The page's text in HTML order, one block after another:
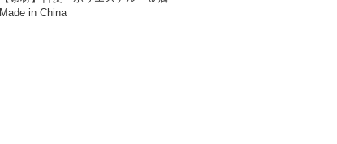
Made in China